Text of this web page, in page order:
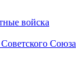
войска
Союза